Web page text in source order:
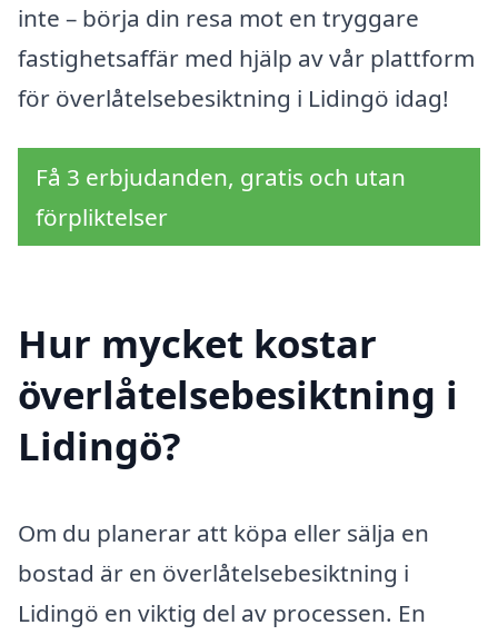
inte – börja din resa mot en tryggare
fastighetsaffär med hjälp av vår plattform
för överlåtelsebesiktning i Lidingö idag!
Få 3 erbjudanden, gratis och utan
förpliktelser
Hur mycket kostar
överlåtelsebesiktning i
Lidingö?
Om du planerar att köpa eller sälja en
bostad är en överlåtelsebesiktning i
Lidingö en viktig del av processen. En